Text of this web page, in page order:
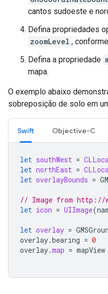
cantos sudoeste e
Defina propriedades
zoomLevel ,
Defina a propriedade
mapa.
O exemplo abaixo
sobreposição de solo em
Swift Objective-C
let southWest =
let northEast =
let overlayBounds =
// Image from http://
let icon = UIImage(
let overlay =
overlay.bearing = 0
overlay.map = mapView